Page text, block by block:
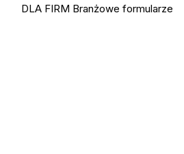
DLA FIRM Branżowe formularze